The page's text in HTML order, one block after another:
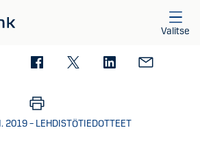
Valitse
2019 – LEHDISTÖTIEDOTTEET